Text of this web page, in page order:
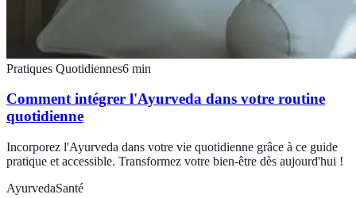
Pratiques Quotidiennes6 min
Comment intégrer l'Ayurveda dans votre routine
quotidienne
Incorporez l'Ayurveda dans votre vie quotidienne grâce à ce guide
pratique et accessible. Transformez votre bien-être dès aujourd'hui !
AyurvedaSanté